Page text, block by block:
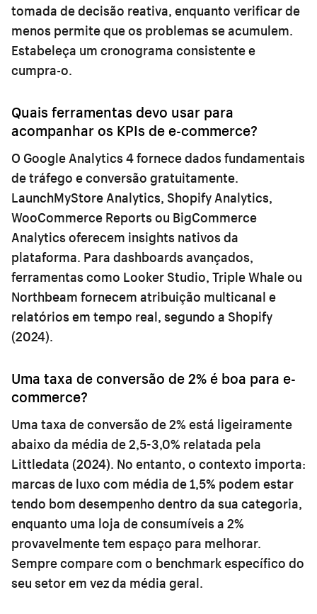
tomada de decisão reativa, enquanto verificar de
menos permite que os problemas se acumulem.
Estabeleça um cronograma consistente e
cumpra-o.
Quais ferramentas devo usar para
acompanhar os KPIs de e-commerce?
O Google Analytics 4 fornece dados fundamentais
de tráfego e conversão gratuitamente.
LaunchMyStore Analytics, Shopify Analytics,
WooCommerce Reports ou BigCommerce
Analytics oferecem insights nativos da
plataforma. Para dashboards avançados,
ferramentas como Looker Studio, Triple Whale ou
Northbeam fornecem atribuição multicanal e
relatórios em tempo real, segundo a Shopify
(2024).
Uma taxa de conversão de 2% é boa para e-
commerce?
Uma taxa de conversão de 2% está ligeiramente
abaixo da média de 2,5-3,0% relatada pela
Littledata (2024). No entanto, o contexto importa:
marcas de luxo com média de 1,5% podem estar
tendo bom desempenho dentro da sua categoria,
enquanto uma loja de consumíveis a 2%
provavelmente tem espaço para melhorar.
Sempre compare com o benchmark específico do
seu setor em vez da média geral.